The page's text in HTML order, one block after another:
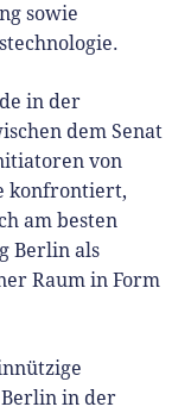
sowie
in der
dem Senat
von
konfrontiert,
am besten
Berlin als
Raum in Form
in der